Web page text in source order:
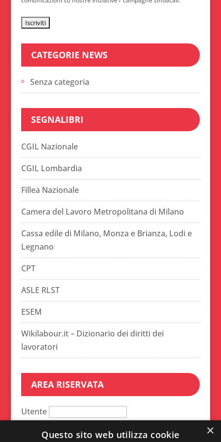
CATEGORIE NEWS
Senza categoria
SEGNALIBRI
CGIL Nazionale
CGIL Lombardia
Fillea Nazionale
Camera del Lavoro Metropolitana di Milano
Cassa edile di Milano, Monza e Brianza, Lodi e
Legnano
CPT
ASLE RLST
ESEM
Wikilabour.it – Dizionario dei diritti dei
lavoratori
AREA RISERVATA
Utente
Password
×
Questo sito web utilizza cookie